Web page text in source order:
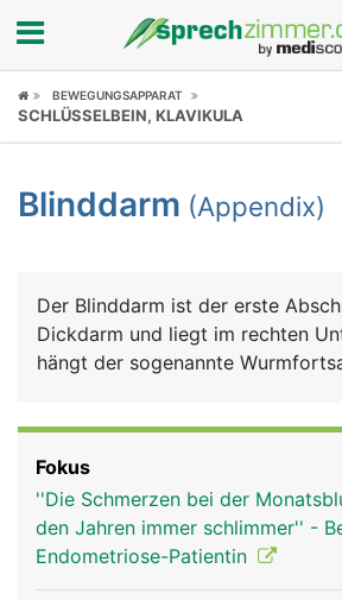
Fokus
Symptome
News
Rubriken
BEWEGUNGSAPPARAT
SCHLÜSSELBEIN, KLAVIKULA
Blinddarm (Appendix)
Der Blinddarm ist der erste
Dickdarm und liegt im rechten
hängt der sogenannte
haben, da dort sehr viele
(Lymphozyten) im Gewebe zu
Fokus
''Die Schmerzen bei der
den Jahren immer schlimmer'' -
Endometriose-Patientin